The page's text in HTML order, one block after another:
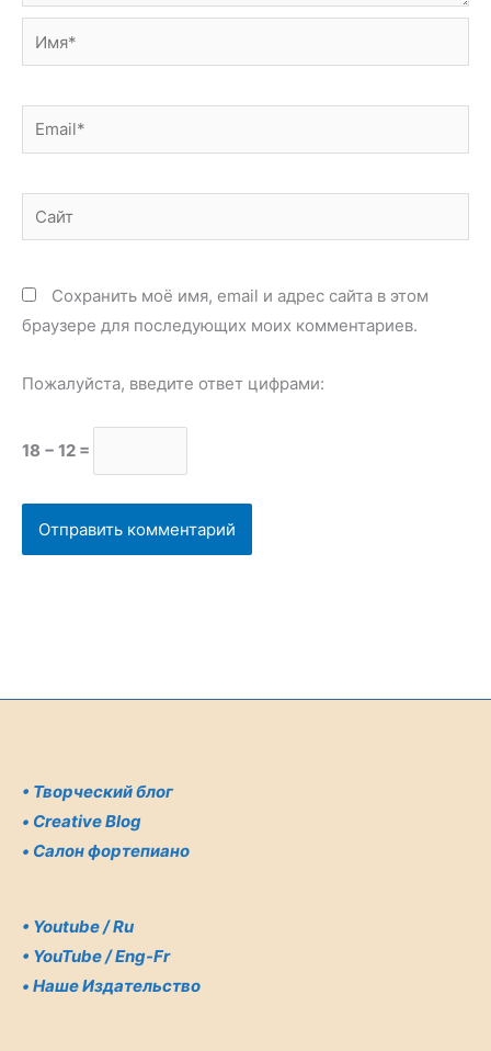
Имя*
Email*
Сайт
Сохранить моё имя, email и адрес сайта в этом
браузере для последующих моих комментариев.
Пожалуйста, введите ответ цифрами:
18 − 12 =
• Творческий блог
• Creative Blog
• Салон фортепиано
• Youtube / Ru
• YouTube / Eng-Fr
• Наше Издательство